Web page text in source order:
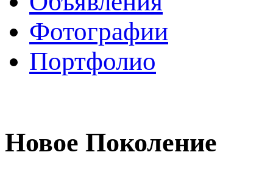
Фотографии
Портфолио
Новое Поколение